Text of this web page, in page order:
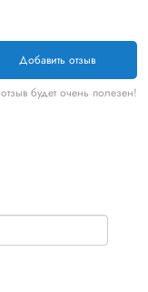
Добавить отзыв
будет очень полезен!